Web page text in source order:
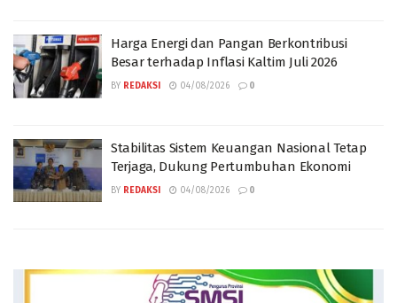
Harga Energi dan Pangan Berkontribusi
Besar terhadap Inflasi Kaltim Juli 2026
BY REDAKSI 04/08/2026 0
Stabilitas Sistem Keuangan Nasional Tetap
Terjaga, Dukung Pertumbuhan Ekonomi
BY REDAKSI 04/08/2026 0